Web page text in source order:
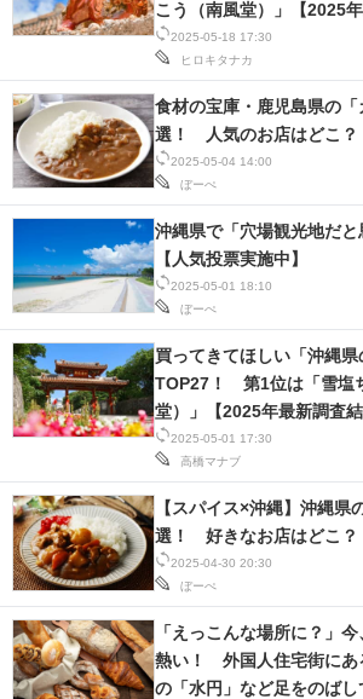
2025-05-18 17:30
ヒロキタナカ
こう（南風堂）」【2025年
2025-05-04 14:00
ぼーぺ
食材の宝庫・鹿児島県の
選！ 人気のお店はどこ？
2025-05-01 18:10
ぼーぺ
沖縄県で「穴場観光地だと
【人気投票実施中】
2025-05-01 17:30
高橋マナブ
買ってきてほしい「沖縄
TOP27！ 第1位は「雪塩
堂）」【2025年最新調査結
2025-04-30 20:30
ぼーぺ
【スパイス×沖縄】沖縄県
選！ 好きなお店はどこ？
「えっこんな場所に？」
熱い！ 外国人住宅街にあ
の「水円」など足をのば